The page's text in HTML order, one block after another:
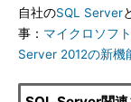
自社のSQL Server
事： マイクロソフ
Server 2012の新機